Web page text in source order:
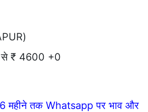
से ₹ 4600 +0
महीने तक Whatsapp पर भाव और